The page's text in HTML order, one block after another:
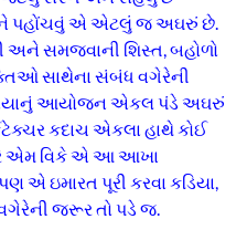
પહોંચવું એ એટલું જ અઘરું છે.
અને સમજવાની શિસ્ત, બહોળો
સાથેના સંબંધ વગેરેની
આયોજન એકલ પંડે અઘરું
કદાચ એકલા હાથે કોઈ
એમ વિકે એ આ આખા
એ ઇમારત પૂરી કરવા કડિયા,
જરૂર તો પડે જ.